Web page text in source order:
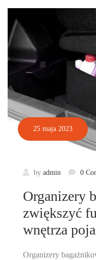
25 maja 2023
by admin 0
Organizery
zwiększyć
wnętrza
Organizery